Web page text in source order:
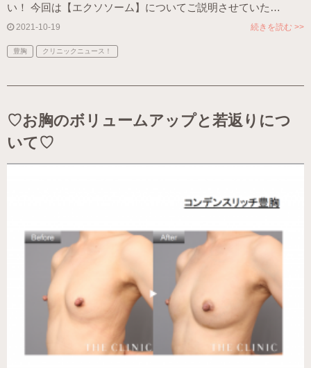
い！ 今回は【エクソソーム】についてご説明させていた…
2021-10-19 続きを読む >>
豊胸 クリニックニュース！
♡お胸のボリュームアップと若返りにつ
いて♡